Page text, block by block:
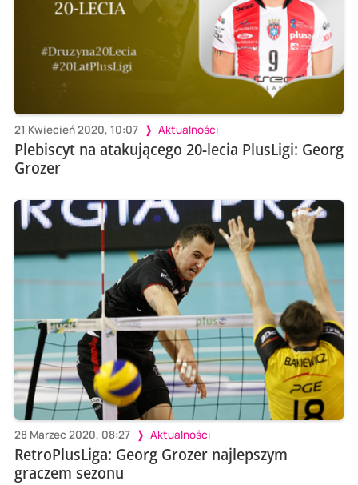
21 Kwiecień 2020, 10:07 Aktualności
Plebiscyt na atakującego 20-lecia PlusLigi: Georg
Grozer
28 Marzec 2020, 08:27 Aktualności
RetroPlusLiga: Georg Grozer najlepszym
graczem sezonu